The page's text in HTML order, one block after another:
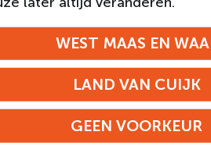
DEZE PAGINA
WEST MAAS EN
LAND VAN CUIJK
GEEN VOORKEUR